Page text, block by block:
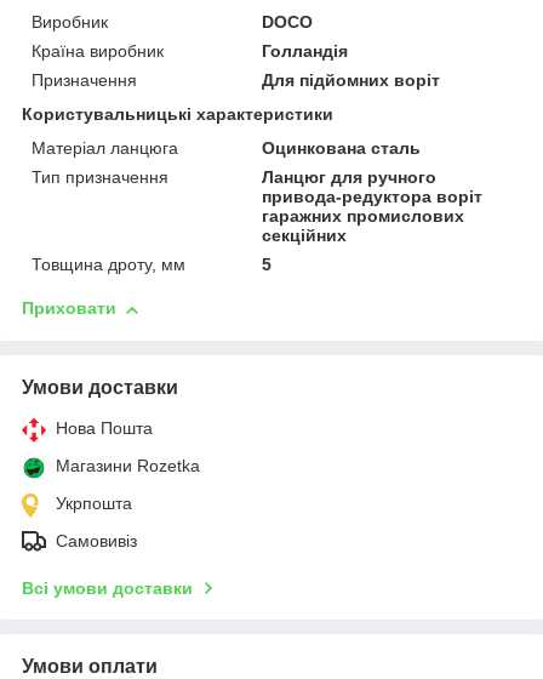
Виробник
DOCO
Країна виробник
Голландія
Призначення
Для підйомних воріт
Користувальницькі характеристики
Матеріал ланцюга
Оцинкована сталь
Тип призначення
Ланцюг для ручного
привода-редуктора воріт
гаражних промислових
секційних
Товщина дроту, мм
5
Приховати
Умови доставки
Нова Пошта
Магазини Rozetka
Укрпошта
Самовивіз
Всі умови доставки
Умови оплати